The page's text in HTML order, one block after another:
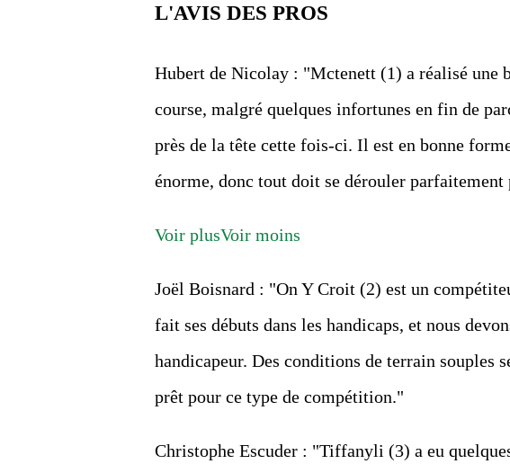
L'AVIS DES PROS
Hubert de Nicolay : "Mctenett (1) a réalisé une
course, malgré quelques infortunes en fin de
près de la tête cette fois-ci. Il est en bonne
énorme, donc tout doit se dérouler
Voir plusVoir moins
Joël Boisnard : "On Y Croit (2) est un
fait ses débuts dans les handicaps, et nous
handicapeur. Des conditions de terrain souples
prêt pour ce type de compétition."
Christophe Escuder : "Tiffanyli (3) a eu